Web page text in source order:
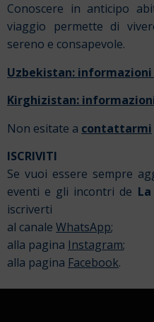
Conoscere in anticipo
viaggio permette di
sereno e consapevole.
Uzbekistan:
Kirghizistan:
Non esitate a contattarmi
ISCRIVITI
Se vuoi essere sempre
eventi e gli incontri de
iscriverti
al canale WhatsApp;
alla pagina Instagram;
alla pagina Facebook.